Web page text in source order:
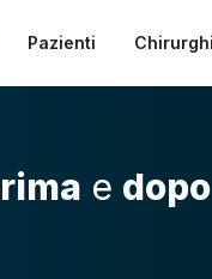
Pazienti Chirurghi
e dopo